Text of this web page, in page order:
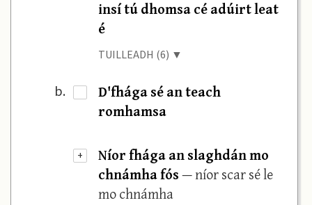
insí tú dhomsa cé adúirt leat
é
TUILLEADH (6) ▼
b.
D'fhága sé an teach
romhamsa
+
Níor fhága an slaghdán mo
chnámha fós— níor scar sé le
mo chnámha